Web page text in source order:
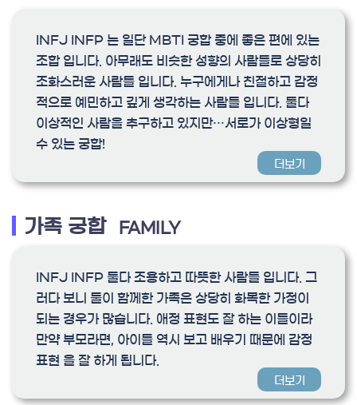
INFJ INFP 는 일단 MBTI 궁합 중에 좋은 편에 있는
조합 입니다. 아무래도 비슷한 성향의 사람들로 상당히
조화스러운 사람들 입니다. 누구에게나 친절하고 감정
적으로 예민하고 깊게 생각하는 사람들 입니다. 둘다
이상적인 사람을 추구하고 있지만…서로가 이상형일
수 있는 궁합!
더보기
가족 궁합 FAMILY
INFJ INFP 둘다 조용하고 따뜻한 사람들 입니다. 그
러다 보니 둘이 함께한 가족은 상당히 화목한 가정이
되는 경우가 많습니다. 애정 표현도 잘 하는 이들이라
만약 부모라면, 아이들 역시 보고 배우기 때문에 감정
표현 을 잘 하게 됩니다.
더보기